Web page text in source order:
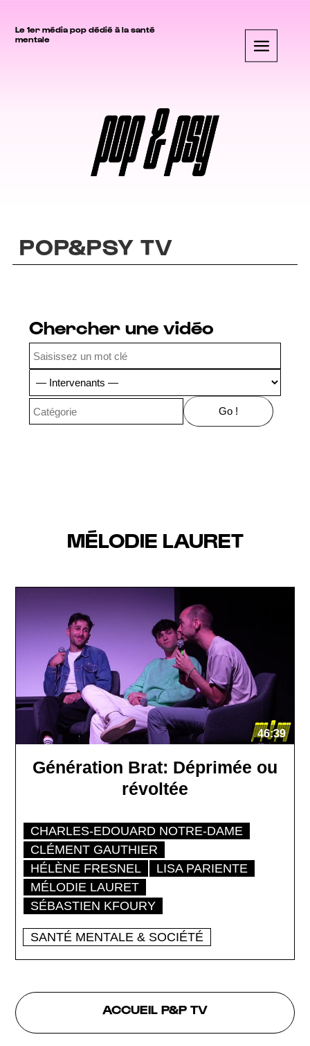
Le 1er média pop dédié à la santé
mentale
POP&PSY TV
Chercher une vidéo
MÉLODIE LAURET
46:39
Génération Brat: Déprimée ou
révoltée
CHARLES-EDOUARD NOTRE-DAME
CLÉMENT GAUTHIER
HÉLÈNE FRESNEL
LISA PARIENTE
MÉLODIE LAURET
SÉBASTIEN KFOURY
SANTÉ MENTALE & SOCIÉTÉ
ACCUEIL P&P TV